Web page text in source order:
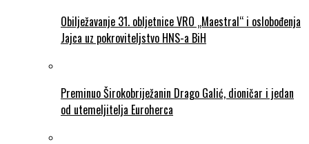
Obilježavanje 31. obljetnice VRO „Maestral“ i oslobođenja
Jajca uz pokroviteljstvo HNS-a BiH
Preminuo Širokobriježanin Drago Galić, dioničar i jedan
od utemeljitelja Euroherca